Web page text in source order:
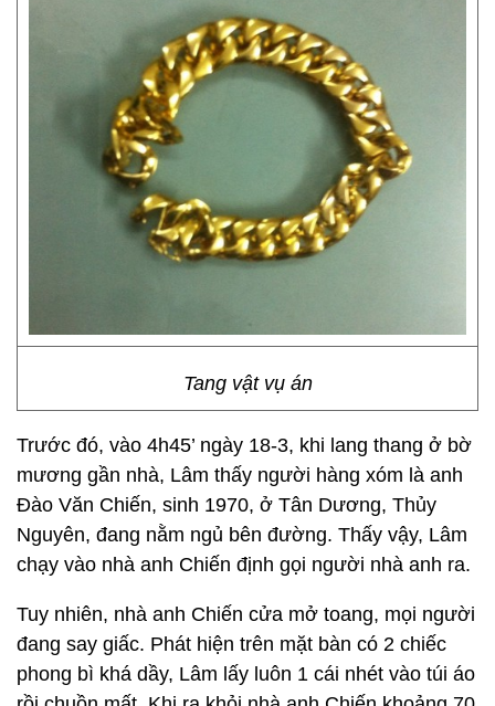
Tang vật vụ án
Trước đó, vào 4h45’ ngày 18-3, khi lang thang ở bờ
mương gần nhà, Lâm thấy người hàng xóm là anh
Đào Văn Chiến, sinh 1970, ở Tân Dương, Thủy
Nguyên, đang nằm ngủ bên đường. Thấy vậy, Lâm
chạy vào nhà anh Chiến định gọi người nhà anh ra.
Tuy nhiên, nhà anh Chiến cửa mở toang, mọi người
đang say giấc. Phát hiện trên mặt bàn có 2 chiếc
phong bì khá dầy, Lâm lấy luôn 1 cái nhét vào túi áo